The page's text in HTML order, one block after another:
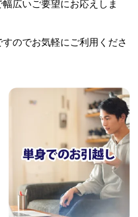
広いご要望にお応えしま
のでお気軽にご利用くださ